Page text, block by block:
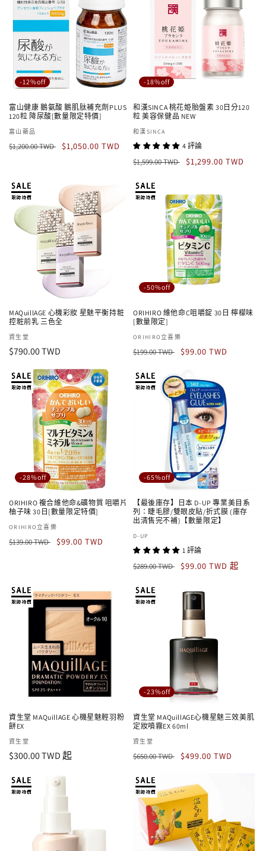
-12%off
富山健康 鵝氨酸 鵝肌肽補充劑PLUS
120粒 降尿酸[數量限定特價]
廠
商：
富山藥品
定
$1,200.00 TWD
售
$1,050.00 TWD
-18%off
和漢SINCA 桃花姫胎盤素 30日分120
粒 美容保健品 NEW
廠
商：
和漢SINCA
4 評論
定
$1,599.00 TWD
售
$1,299.00 TWD
MAQuillAGE 心機彩妝 星魅平衡持粧
控粧前乳 三色全
廠
商：
資生堂
定
$790.00 TWD
-50%off
ORIHIRO 維他命C咀嚼錠 30日 檸檬味
[數量限定]
廠
商：
ORIHIRO立喜樂
定
$199.00 TWD
售
$99.00 TWD
-28%off
ORIHIRO 複合維他命&礦物質 咀嚼片
柚子味 30日[數量限定特價]
廠
商：
ORIHIRO立喜樂
定
$139.00 TWD
售
$99.00 TWD
-65%off
【最後庫存】日本 D-UP 專業美目系
列：睫毛膠/雙眼皮貼/折式膜 (庫存
出清售完不補)【數量限定】
廠
商：
D-UP
1 評論
定
$289.00 TWD
售
$99.00 TWD 起
資生堂 MAQuillAGE 心機星魅輕羽粉
餅EX
廠
商：
資生堂
定
$300.00 TWD 起
-23%off
資生堂 MAQuillAGE心機星魅三效美肌
定妝噴霧EX 60ml
廠
商：
資生堂
定
$650.00 TWD
售
$499.00 TWD